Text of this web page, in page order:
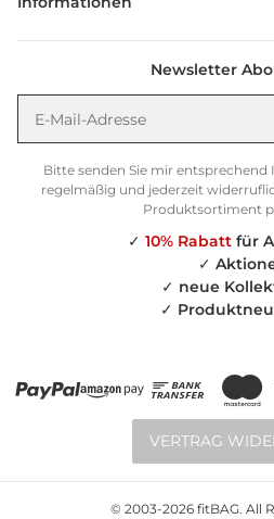
Newsletter
Bitte senden Sie mir entsprechend
regelmäßig und jederzeit
Produktsortiment
✓ 10% Rabattfür
✓
✓ neue
✓
VERTRAG
© 2003-2026 fitBAG. All